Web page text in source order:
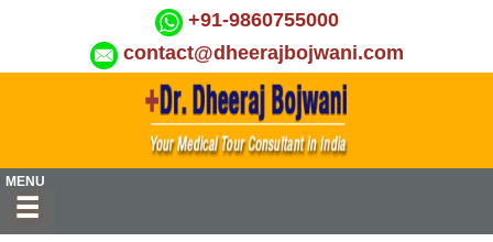
+91-9860755000
contact@dheerajbojwani.com
MENU